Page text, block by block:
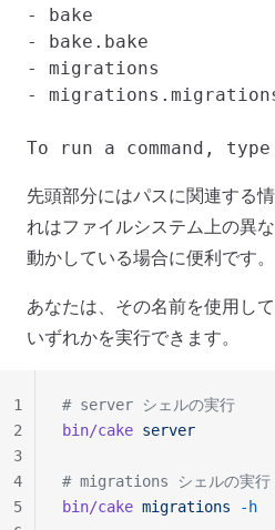
- bake
- bake.bake
- migrations
-
先頭部分にはパスに関連する
れはファイルシステム上の異
動かしている場合に便利です。
あなたは、その名前を使用し
いずれかを実行できます。
# server シェルの実行
bin/cake server
# migrations シェルの実行
bin/cake migrations -h
1
2
3
4
5